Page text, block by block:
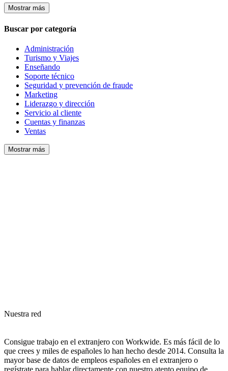
Mostrar más
Buscar por categoría
Administración
Turismo y Viajes
Enseñando
Soporte técnico
Seguridad y prevención de fraude
Marketing
Liderazgo y dirección
Servicio al cliente
Cuentas y finanzas
Ventas
Mostrar más
Nuestra red
Consigue trabajo en el extranjero con Workwide. Es más fácil de lo
que crees y miles de españoles lo han hecho desde 2014. Consulta la
mayor base de datos de empleos españoles en el extranjero o
regístrate para hablar directamente con nuestro atento equipo de